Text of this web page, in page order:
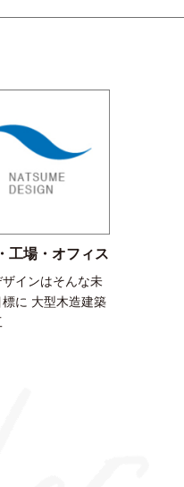
工場・オフィス
ザインはそんな未
に 大型木造建築